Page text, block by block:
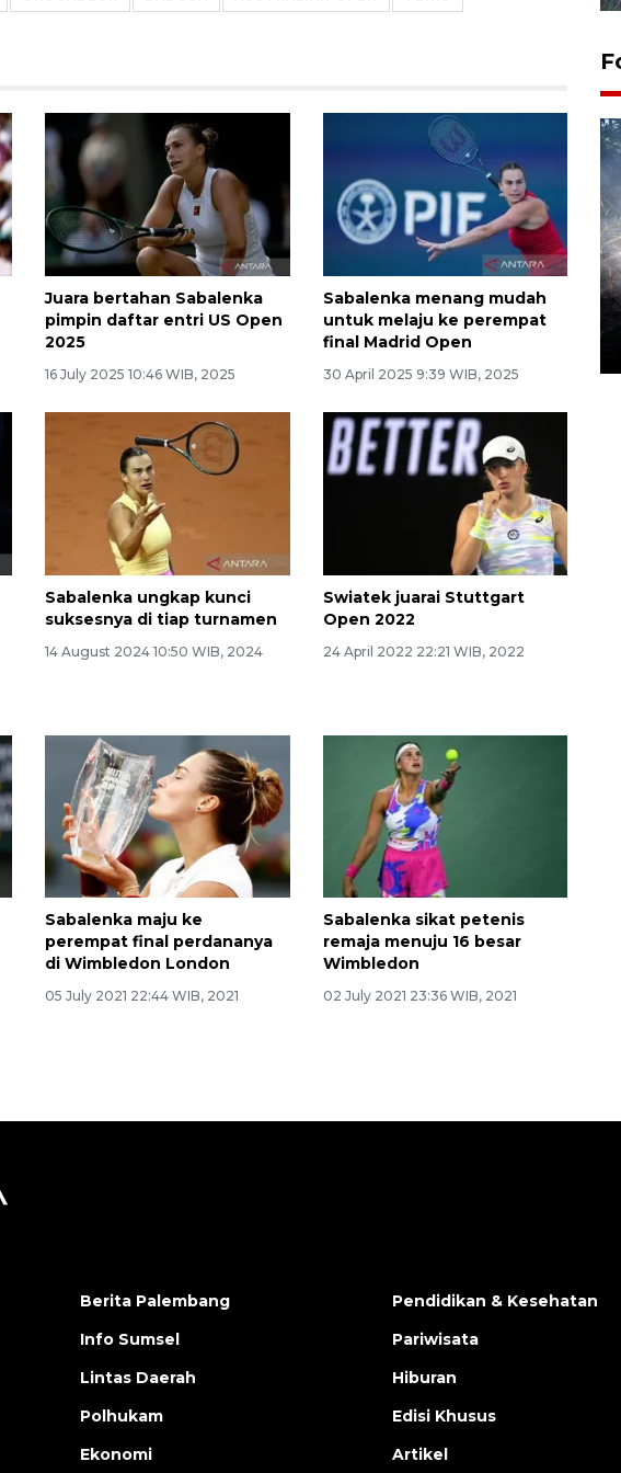
Juara bertahan Sabalenka
pimpin daftar entri US Open
2025
16 July 2025 10:46 WIB, 2025
Sabalenka menang mudah
untuk melaju ke perempat
final Madrid Open
30 April 2025 9:39 WIB, 2025
Sabalenka ungkap kunci
suksesnya di tiap turnamen
14 August 2024 10:50 WIB, 2024
Swiatek juarai Stuttgart
Open 2022
24 April 2022 22:21 WIB, 2022
Sabalenka maju ke
perempat final perdananya
di Wimbledon London
05 July 2021 22:44 WIB, 2021
Sabalenka sikat petenis
remaja menuju 16 besar
Wimbledon
02 July 2021 23:36 WIB, 2021
Alokasi anggaran untuk bibit
kopi arabika Gayo
15 June 2026 11:15 WIB
Berita Palembang
Info Sumsel
Lintas Daerah
Polhukam
Ekonomi
Pendidikan & Kesehatan
Pariwisata
Hiburan
Edisi Khusus
Artikel